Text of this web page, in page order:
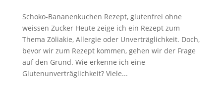
Schoko-Bananenkuchen Rezept, glutenfrei ohne
weissen Zucker Heute zeige ich ein Rezept zum
Thema Zöliakie, Allergie oder Unverträglichkeit. Doch,
bevor wir zum Rezept kommen, gehen wir der Frage
auf den Grund. Wie erkenne ich eine
Glutenunverträglichkeit? Viele...